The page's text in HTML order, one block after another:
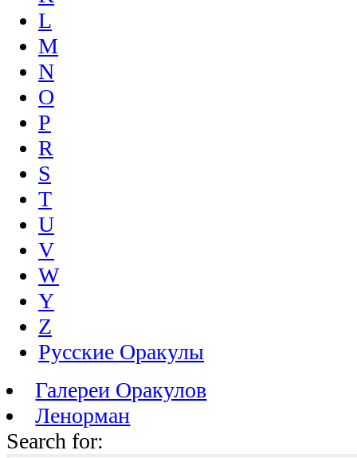
L
M
N
O
P
R
S
T
U
V
W
Y
Z
Русские Оракулы
Галереи Оракулов
Ленорман
Search for: